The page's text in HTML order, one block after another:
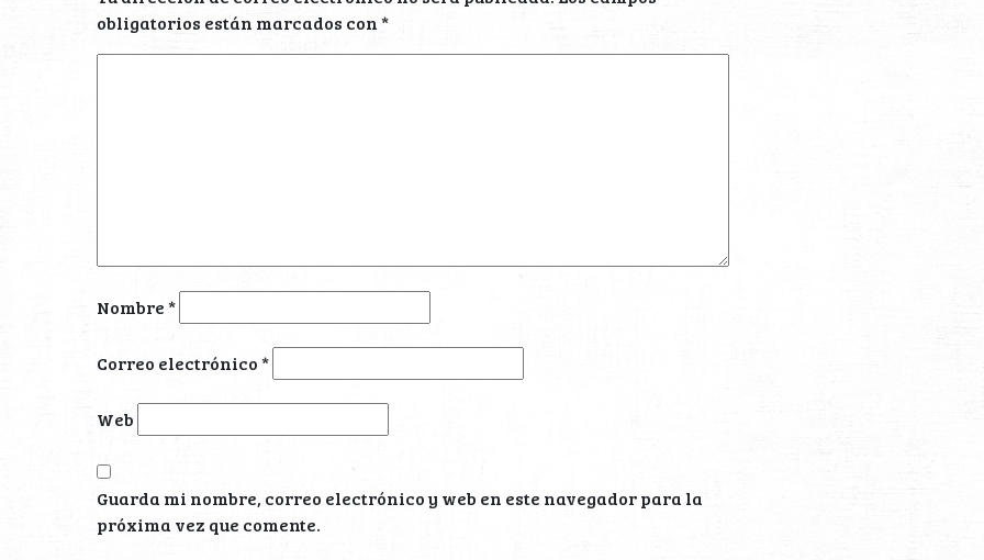
obligatorios están marcados con*
Nombre*
Correo electrónico*
Web
Guarda mi nombre, correo electrónico y web en este navegador para la
próxima vez que comente.